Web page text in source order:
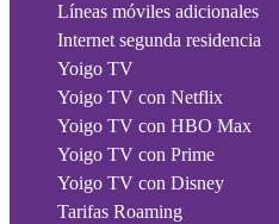
Líneas móviles adicionales
Internet segunda residencia
Yoigo TV
Yoigo TV con Netflix
Yoigo TV con HBO Max
Yoigo TV con Prime
Yoigo TV con Disney
Tarifas Roaming